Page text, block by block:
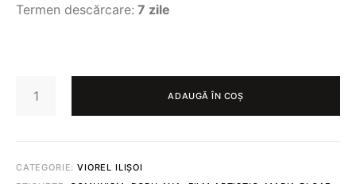
Termen descărcare: 7 zile
ELIXIR
ADAUGĂ ÎN COȘ
CATEGORIE:VIOREL ILIȘOI